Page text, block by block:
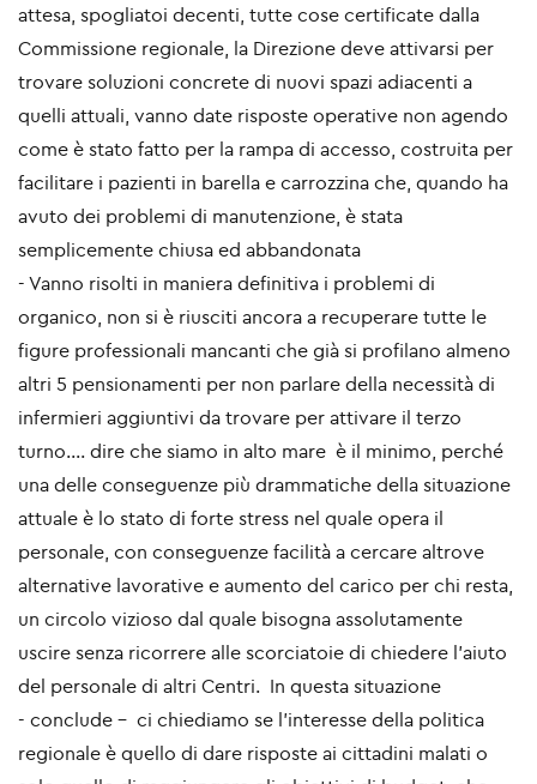
attesa, spogliatoi decenti, tutte cose certificate dalla
Commissione regionale, la Direzione deve attivarsi per
trovare soluzioni concrete di nuovi spazi adiacenti a
quelli attuali, vanno date risposte operative non agendo
come è stato fatto per la rampa di accesso, costruita per
facilitare i pazienti in barella e carrozzina che, quando ha
avuto dei problemi di manutenzione, è stata
semplicemente chiusa ed abbandonata
- Vanno risolti in maniera definitiva i problemi di
organico, non si è riusciti ancora a recuperare tutte le
figure professionali mancanti che già si profilano almeno
altri 5 pensionamenti per non parlare della necessità di
infermieri aggiuntivi da trovare per attivare il terzo
turno…. dire che siamo in alto mare è il minimo, perché
una delle conseguenze più drammatiche della situazione
attuale è lo stato di forte stress nel quale opera il
personale, con conseguenze facilità a cercare altrove
alternative lavorative e aumento del carico per chi resta,
un circolo vizioso dal quale bisogna assolutamente
uscire senza ricorrere alle scorciatoie di chiedere l’aiuto
del personale di altri Centri. In questa situazione
- conclude - ci chiediamo se l’interesse della politica
regionale è quello di dare risposte ai cittadini malati o